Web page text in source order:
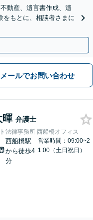
動産、遺言書作成、遺
をもとに、相談者さまに
メールでお問い合わせ
暉 弁護士
法律事務所 西船橋オフィス
西船橋駅
から徒歩4
分
営業時間：09:00~2
1:00（土日祝日）